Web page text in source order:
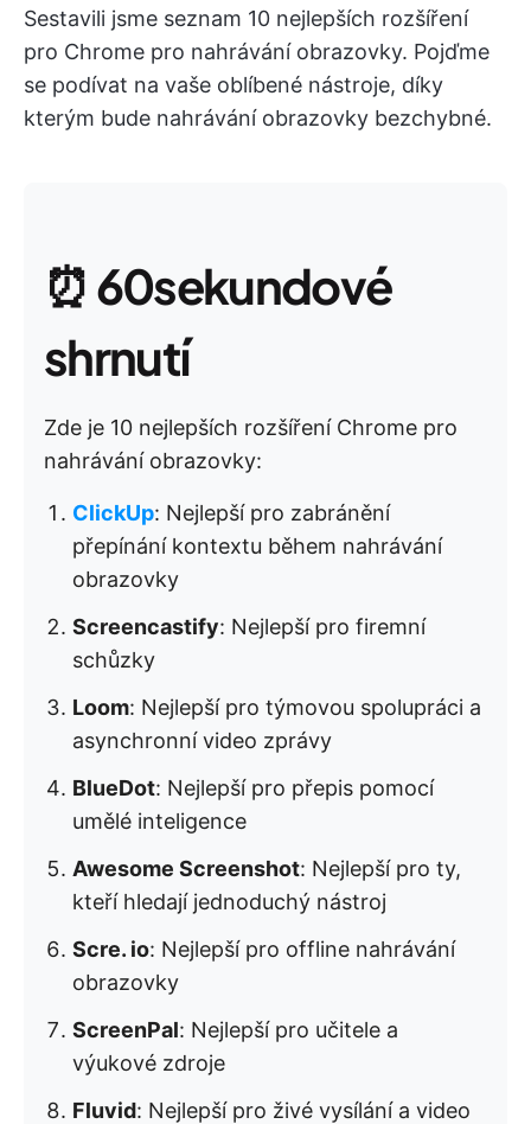
Sestavili jsme seznam 10 nejlepších rozšíření
pro Chrome pro nahrávání obrazovky. Pojďme
se podívat na vaše oblíbené nástroje, díky
kterým bude nahrávání obrazovky bezchybné.
⏰60sekundové
shrnutí
Zde je 10 nejlepších rozšíření Chrome pro
nahrávání obrazovky:
ClickUp: Nejlepší pro zabránění
přepínání kontextu během nahrávání
obrazovky
Screencastify: Nejlepší pro firemní
schůzky
Loom: Nejlepší pro týmovou spolupráci a
asynchronní video zprávy
BlueDot: Nejlepší pro přepis pomocí
umělé inteligence
Awesome Screenshot: Nejlepší pro ty,
kteří hledají jednoduchý nástroj
Scre. io: Nejlepší pro offline nahrávání
obrazovky
ScreenPal: Nejlepší pro učitele a
výukové zdroje
Fluvid: Nejlepší pro živé vysílání a video